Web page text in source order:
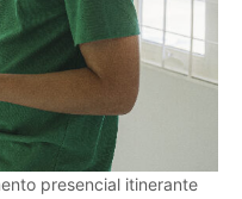
presencial itinerante